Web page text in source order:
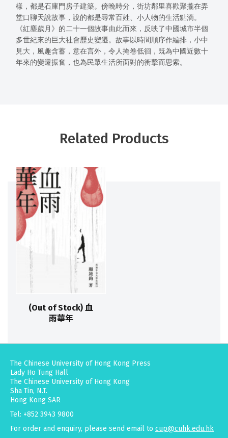
樣，都是石庫門房子建築。傍晚時分，街坊鄰里喜歡聚攏在弄
堂口聊天說故事，說的都是尋常百姓、小人物的生活點滴。
《紅塵歲月》的二十一個故事由此而來，反映了中國城市半個
多世紀來的巨大社會歷史變遷。故事以時間順序作編排，小中
見大，風趣含蓄，意在言外，令人掩卷低徊，既為中國近數十
年來的變遷振奮，也為民眾生活所面對的衝擊而思索。
Related Products
(Out of Stock) 血
雨華年
The Chinese University of Hong Kong Press
Lady Ho Tung Hall
The Chinese University of Hong Kong
Sha Tin, N.T.
Hong Kong SAR
Tel: +852 3943 9800
For order and enquiry, please send email to cup@cuhk.edu.hk